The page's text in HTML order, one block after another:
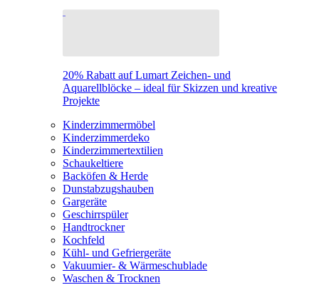
20% Rabatt auf Lumart Zeichen- und
Aquarellblöcke – ideal für Skizzen und kreative
Projekte
Kinderzimmermöbel
Kinderzimmerdeko
Kinderzimmertextilien
Schaukeltiere
Backöfen & Herde
Dunstabzugshauben
Gargeräte
Geschirrspüler
Handtrockner
Kochfeld
Kühl- und Gefriergeräte
Vakuumier- & Wärmeschublade
Waschen & Trocknen